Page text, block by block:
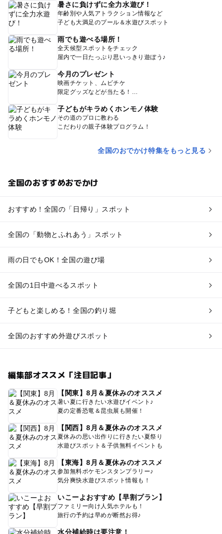
暑さに負けずに全力水遊び！
年齢別や人気アトラクション情報など
子ども大満足のプール＆水遊びスポット
雨でも遊べる場所！
全天候型スポットをチェック
屋内で一日たっぷり思いっきり遊ぼう♪
今月のプレゼント
映画チケット、ムビチケ
限定グッズなどが当たる！
子どもがキラめくホンモノ体験
その道のプロに教わる
こだわりの親子体験プログラム！
全国のおでかけ特集をもっと見る
全国のおすすめおでかけ
おすすめ！全国の「日帰り」スポット
全国の「動物とふれあう」スポット
雨の日でもOK！全国の遊び場
全国の1日中遊べるスポット
子どもと楽しめる！全国の釣り堀
全国のおすすめ外遊びスポット
編集部オススメ「注目記事」
【関東】8月＆夏休みのオススメ
暑い夏に行きたい水遊びイベント♪
夏の定番恐竜＆昆虫展も開催！
【関西】8月＆夏休みのオススメ
夏休みの思い出作りに行きたい夏祭り
水遊びスポット＆子供無料イベントも
【東海】8月＆夏休みのオススメ
参加無料ポケモンスタンプラリー♪
気分爽快水遊びスポット情報も！
いこーよおすすめ【早割プラン】
ファミリー向け人気ホテルも！
旅行の予約は早めが断然お得♪
水分補給時は要注意！